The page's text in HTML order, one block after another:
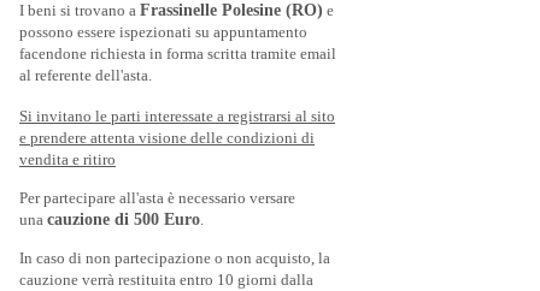
I beni si trovano a Frassinelle Polesine (RO) e
possono essere ispezionati su appuntamento
facendone richiesta in forma scritta tramite email
al referente dell'asta.
Si invitano le parti interessate a registrarsi al sito
e prendere attenta visione delle condizioni di
vendita e ritiro
Per partecipare all'asta è necessario versare
una cauzione di 500 Euro.
In caso di non partecipazione o non acquisto, la
cauzione verrà restituita entro 10 giorni dalla